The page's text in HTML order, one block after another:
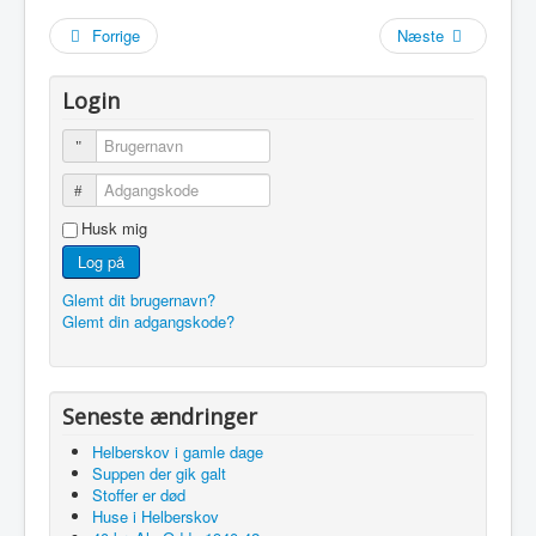
Referater
Beretninger
Forrige Næste
Login
Brugernavn
Adgangskode
Husk mig
Log på
Glemt dit brugernavn?
Glemt din adgangskode?
Seneste ændringer
Helberskov i gamle dage
Suppen der gik galt
Stoffer er død
Huse i Helberskov